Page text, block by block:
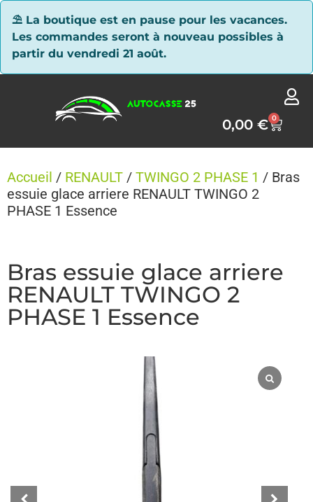
⛱ La boutique est en pause pour les vacances.
Les commandes seront à nouveau possibles à
partir du vendredi 21 août.
0,00€ 0
Accueil / RENAULT / TWINGO 2 PHASE 1 / Bras
essuie glace arriere RENAULT TWINGO 2
PHASE 1 Essence
Bras essuie glace arriere
RENAULT TWINGO 2
PHASE 1 Essence
Panneau de gestion des cookies